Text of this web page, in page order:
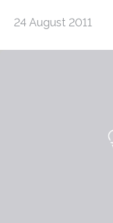
24 August 2011